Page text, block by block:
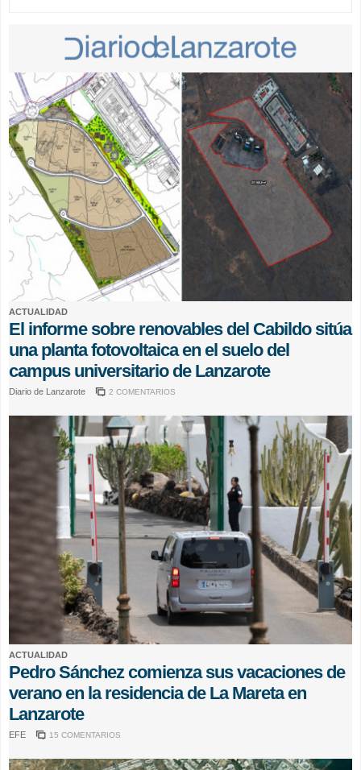
ACTUALIDAD
El informe sobre renovables del Cabildo sitúa
una planta fotovoltaica en el suelo del
campus universitario de Lanzarote
Diario de Lanzarote 2 COMENTARIOS
ACTUALIDAD
Pedro Sánchez comienza sus vacaciones de
verano en la residencia de La Mareta en
Lanzarote
EFE 15 COMENTARIOS